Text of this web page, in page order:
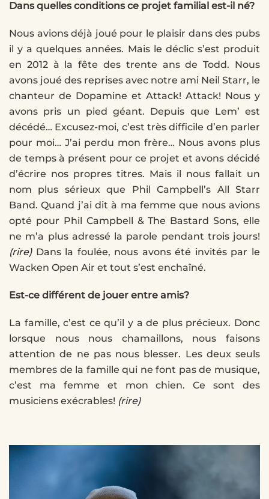
Dans quelles conditions ce projet familial est-il né?
Nous avions déjà joué pour le plaisir dans des pubs
il y a quelques années. Mais le déclic s’est produit
en 2012 à la fête des trente ans de Todd. Nous
avons joué des reprises avec notre ami Neil Starr, le
chanteur de Dopamine et Attack! Attack! Nous y
avons pris un pied géant. Depuis que Lem’ est
décédé… Excusez-moi, c’est très difficile d’en parler
pour moi… J’ai perdu mon frère… Nous avons plus
de temps à présent pour ce projet et avons décidé
d’écrire nos propres titres. Mais il nous fallait un
nom plus sérieux que Phil Campbell’s All Starr
Band. Quand j’ai dit à ma femme que nous avions
opté pour Phil Campbell & The Bastard Sons, elle
ne m’a plus adressé la parole pendant trois jours!
(rire) Dans la foulée, nous avons été invités par le
Wacken Open Air et tout s’est enchaîné.
Est-ce différent de jouer entre amis?
La famille, c’est ce qu’il y a de plus précieux. Donc
lorsque nous nous chamaillons, nous faisons
attention de ne pas nous blesser. Les deux seuls
membres de la famille qui ne font pas de musique,
c’est ma femme et mon chien. Ce sont des
musiciens exécrables! (rire)